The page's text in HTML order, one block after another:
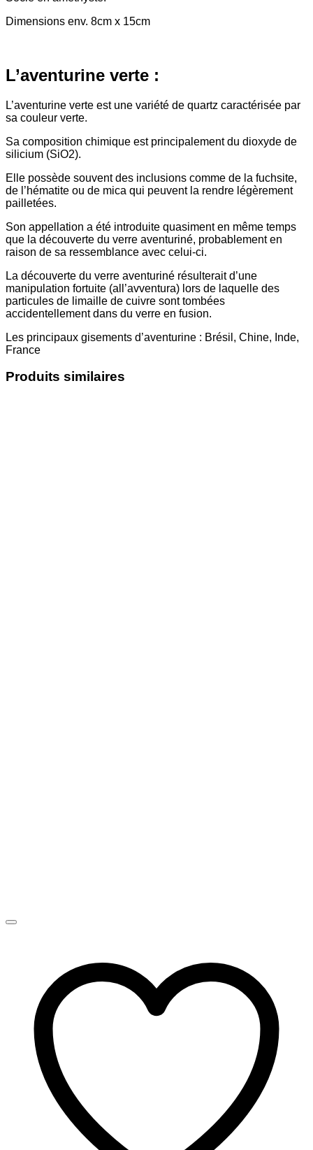
Dimensions env. 8cm x 15cm
L’aventurine verte :
L’aventurine verte est une variété de quartz caractérisée par
sa couleur verte.
Sa composition chimique est principalement du dioxyde de
silicium (SiO2).
Elle possède souvent des inclusions comme de la fuchsite,
de l’hématite ou de mica qui peuvent la rendre légèrement
pailletées.
Son appellation a été introduite quasiment en même temps
que la découverte du verre aventuriné, probablement en
raison de sa ressemblance avec celui-ci.
La découverte du verre aventuriné résulterait d’une
manipulation fortuite (all’avventura) lors de laquelle des
particules de limaille de cuivre sont tombées
accidentellement dans du verre en fusion.
Les principaux gisements d’aventurine : Brésil, Chine, Inde,
France
Produits similaires